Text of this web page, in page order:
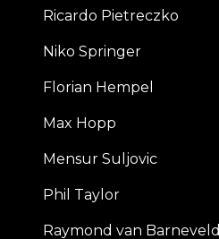
Ricardo Pietreczko
Niko Springer
Florian Hempel
Max Hopp
Mensur Suljovic
Phil Taylor
Raymond van Barneveld